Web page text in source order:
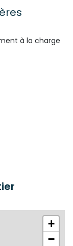
à la charge
+
−